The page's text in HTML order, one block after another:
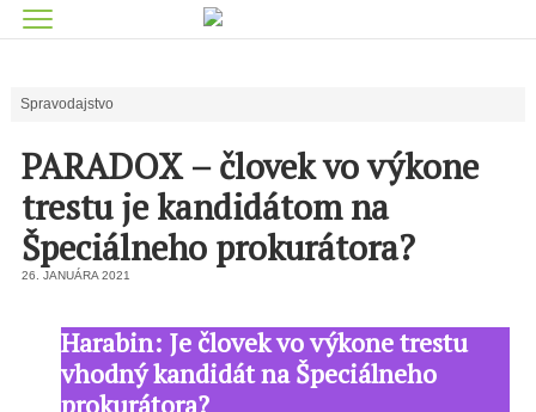
Spravodajstvo
PARADOX – človek vo výkone
trestu je kandidátom na
Špeciálneho prokurátora?
26. JANUÁRA 2021
Harabin: Je človek vo výkone trestu
vhodný kandidát na Špeciálneho
prokurátora?